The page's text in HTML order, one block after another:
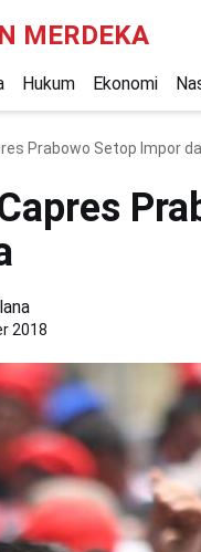
MERDEKA
Hukum Ekonomi
Prabowo Setop Impor
2018